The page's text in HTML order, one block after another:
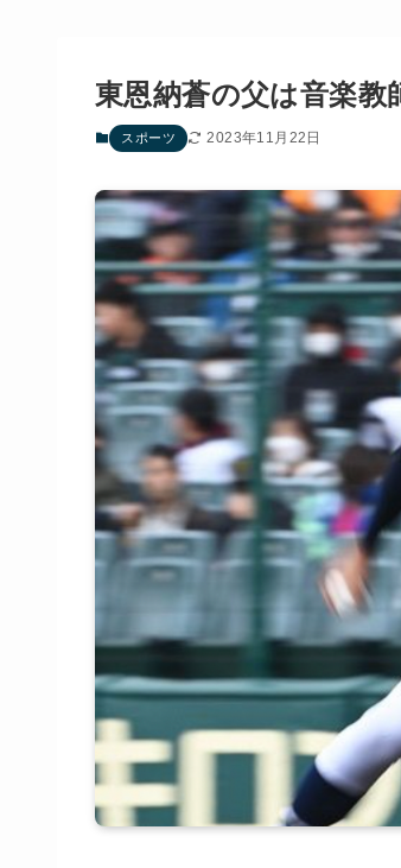
東恩納蒼の父は音楽教
スポーツ 2023年11月22日